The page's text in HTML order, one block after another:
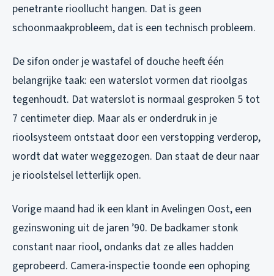
penetrante rioollucht hangen. Dat is geen
schoonmaakprobleem, dat is een technisch probleem.
De sifon onder je wastafel of douche heeft één
belangrijke taak: een waterslot vormen dat rioolgas
tegenhoudt. Dat waterslot is normaal gesproken 5 tot
7 centimeter diep. Maar als er onderdruk in je
rioolsysteem ontstaat door een verstopping verderop,
wordt dat water weggezogen. Dan staat de deur naar
je rioolstelsel letterlijk open.
Vorige maand had ik een klant in Avelingen Oost, een
gezinswoning uit de jaren ’90. De badkamer stonk
constant naar riool, ondanks dat ze alles hadden
geprobeerd. Camera-inspectie toonde een ophoping